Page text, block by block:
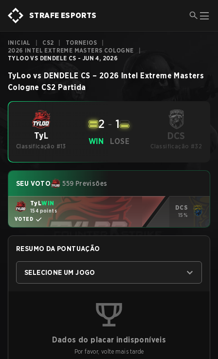
STRAFE ESPORTS
INICIAL CS2 TORNEIOS
2026 INTEL EXTREME MASTERS COLOGNE
TYLOO VS DENDELE CS - JUN 4, 2026
TyLoo vs DENDELE CS – 2026 Intel Extreme Masters
Cologne CS2 Partida
TyL
Classificação #13
WIN
2 - 1
LOSE DCS
Classificação #32
SEU VOTO 559 Previsões
TyLWIN
154 points
VOTED
DCS
15%
RESUMO DA PONTUAÇÃO
SELECIONE UM JOGO
Dados do placar indisponíveis
Por favor, volte mais tarde